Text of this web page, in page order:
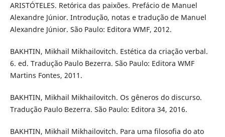
ARISTÓTELES. Retórica das paixões. Prefácio de Manuel
Alexandre Júnior. Introdução, notas e tradução de Manuel
Alexandre Júnior. São Paulo: Editora WMF, 2012.
BAKHTIN, Mikhail Mikhailovitch. Estética da criação verbal.
6. ed. Tradução Paulo Bezerra. São Paulo: Editora WMF
Martins Fontes, 2011.
BAKHTIN, Mikhail Mikhailovitch. Os gêneros do discurso.
Tradução Paulo Bezerra. São Paulo: Editora 34, 2016.
BAKHTIN, Mikhail Mikhailovitch. Para uma filosofia do ato